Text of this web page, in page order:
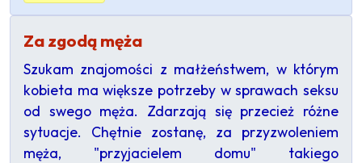
Za zgodą męża
Szukam znajomości z małżeństwem, w którym
kobieta ma większe potrzeby w sprawach seksu
od swego męża. Zdarzają się przecież różne
sytuacje. Chętnie zostanę, za przyzwoleniem
męża, "przyjacielem domu" takiego